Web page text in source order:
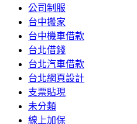
公司制服
台中搬家
台中機車借款
台北借錢
台北汽車借款
台北網頁設計
支票貼現
未分類
線上加保